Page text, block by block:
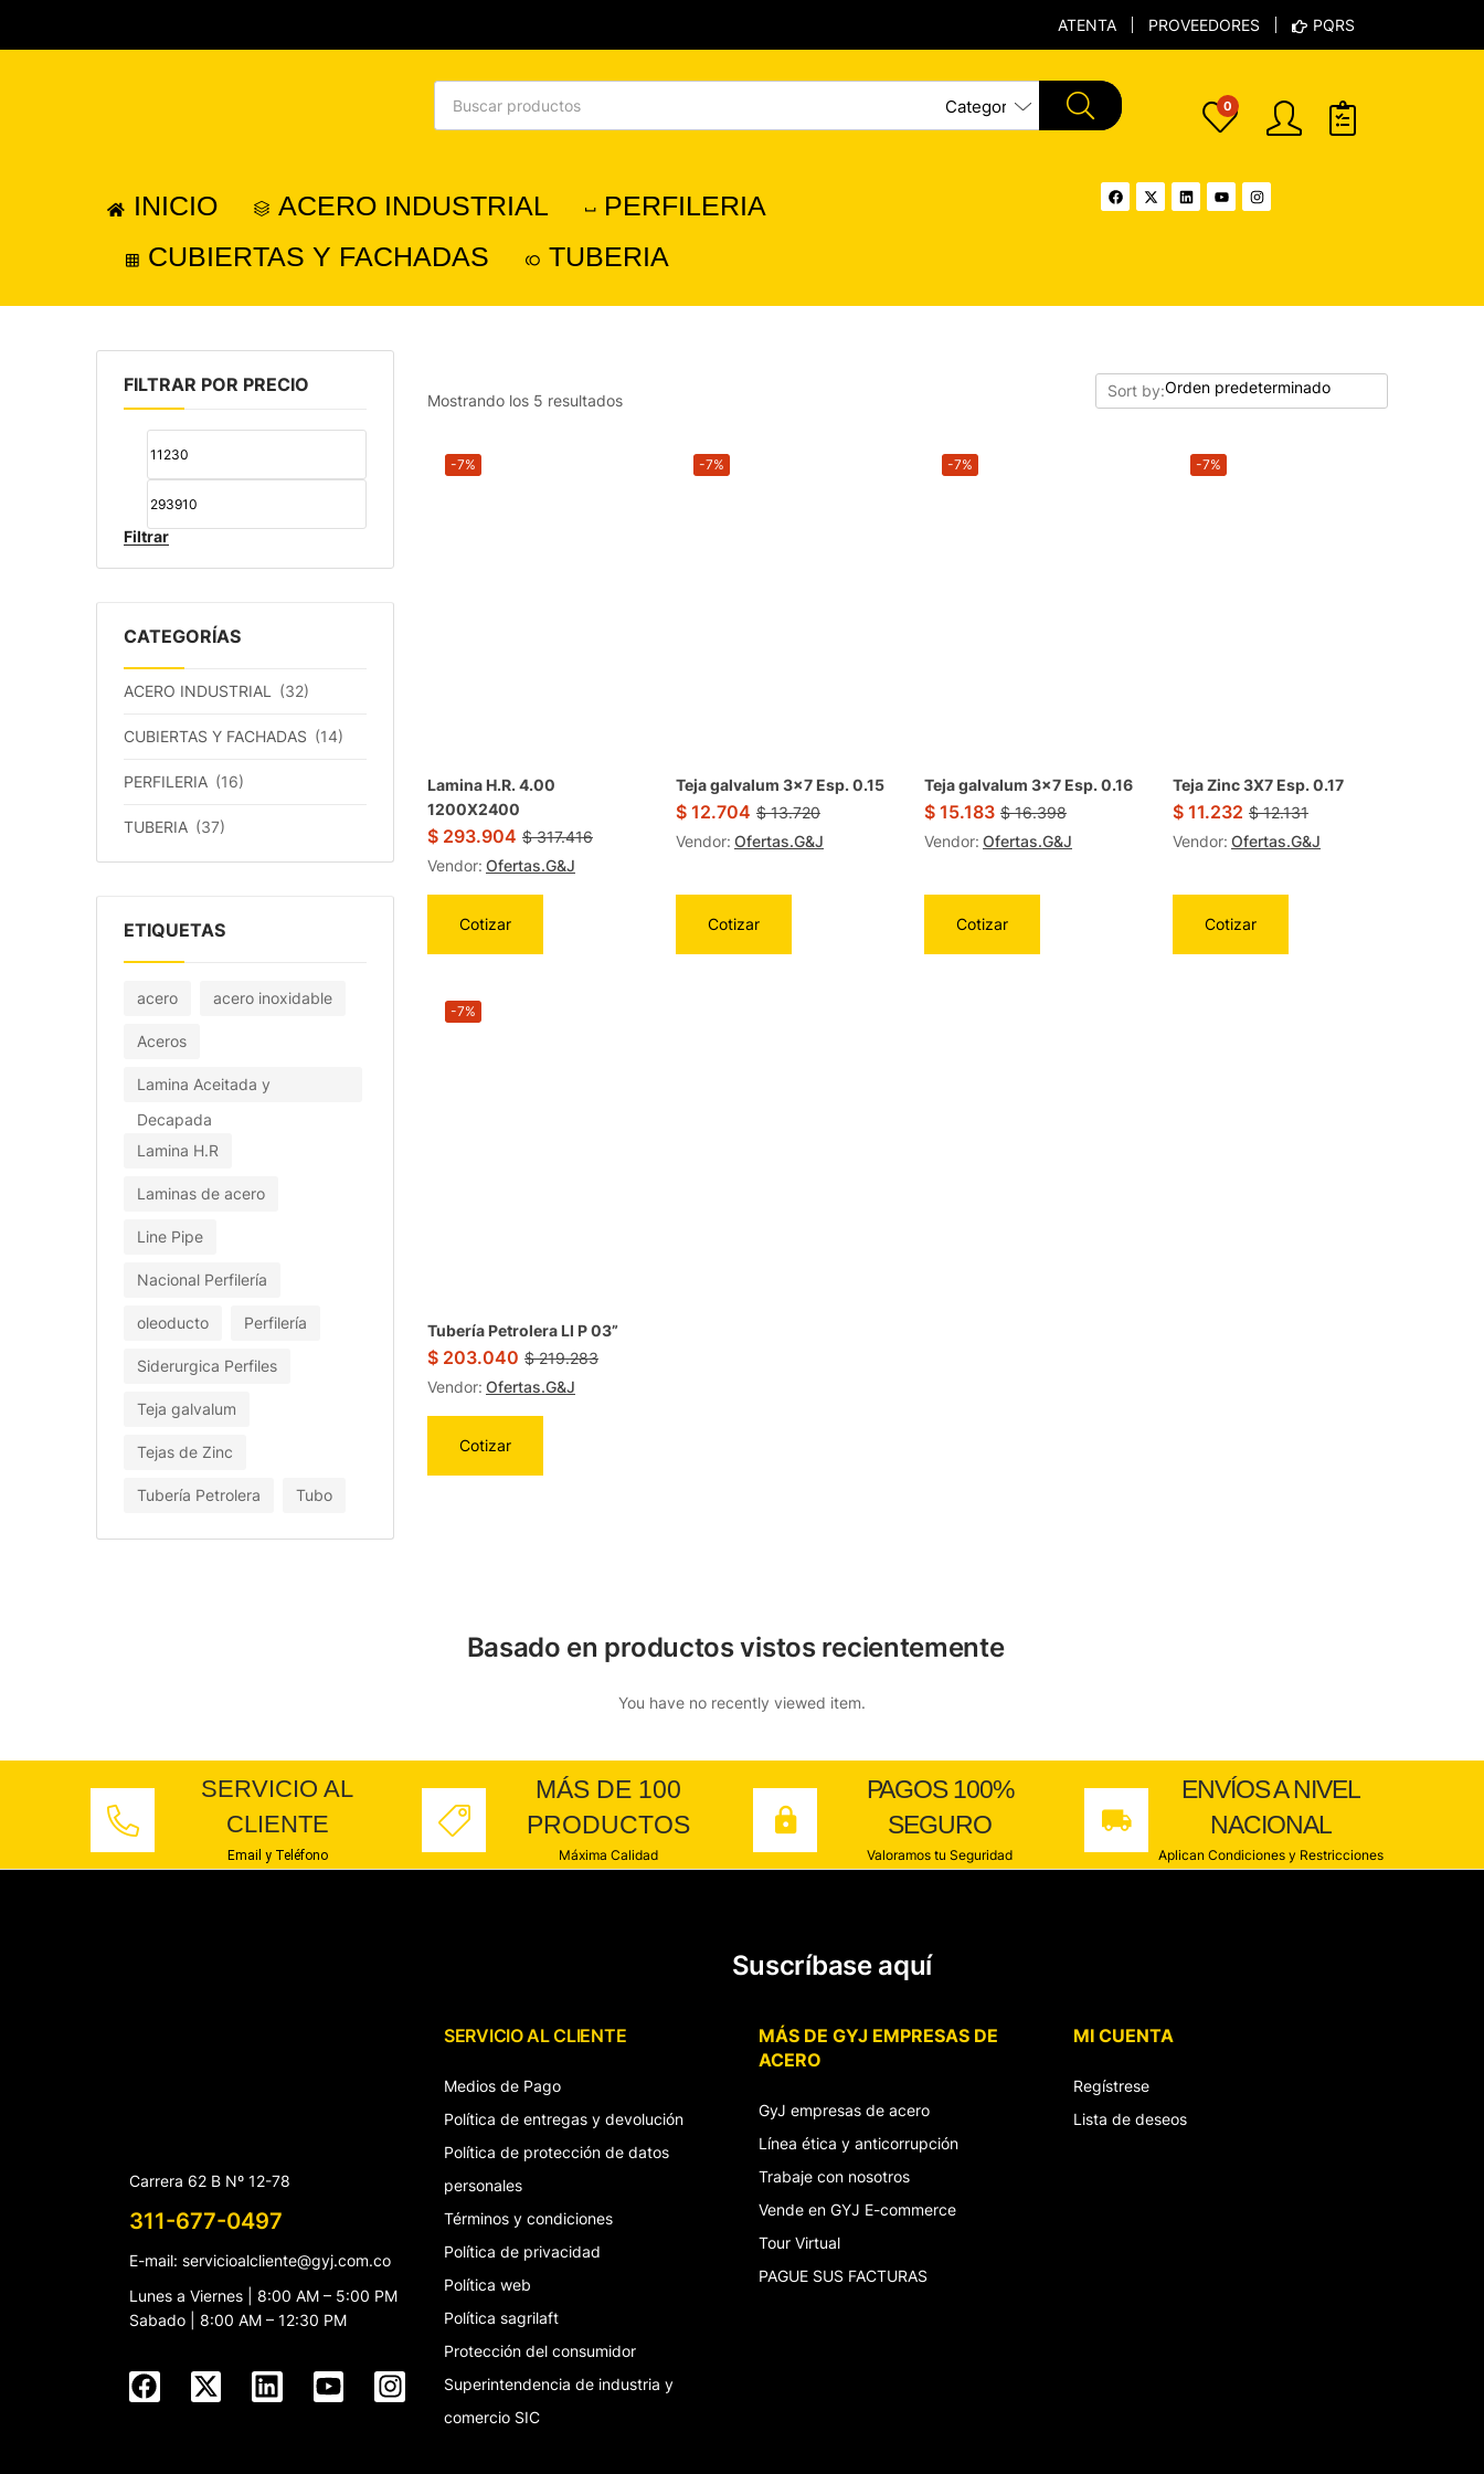
ATENTA PROVEEDORES PQRS
0
INICIO ACERO INDUSTRIAL
PERFILERIA
CUBIERTAS Y FACHADAS
TUBERIA
FILTRAR POR PRECIO
Filtrar
CATEGORÍAS
ACERO INDUSTRIAL (32)
CUBIERTAS Y FACHADAS (14)
PERFILERIA (16)
TUBERIA (37)
ETIQUETAS
acero acero inoxidable
Aceros
Lamina Aceitada y
Decapada
Lamina H.R
Laminas de acero
Line Pipe
Nacional Perfilería
oleoducto Perfilería
Siderurgica Perfiles
Teja galvalum
Tejas de Zinc
Tubería Petrolera Tubo
Mostrando los 5 resultados
Sort by:
-7%
Lamina H.R. 4.00
1200X2400
$ 293.904 $317.416
Vendor: Ofertas.G&J
Cotizar
-7%
Teja galvalum 3×7 Esp. 0.15
$ 12.704 $13.720
Vendor: Ofertas.G&J
Cotizar
-7%
Teja galvalum 3×7 Esp. 0.16
$ 15.183 $16.398
Vendor: Ofertas.G&J
Cotizar
-7%
Teja Zinc 3X7 Esp. 0.17
$ 11.232 $12.131
Vendor: Ofertas.G&J
Cotizar
-7%
Tubería Petrolera LI P 03”
$ 203.040 $219.283
Vendor: Ofertas.G&J
Cotizar
Basado en productos vistos recientemente
You have no recently viewed item.
SERVICIO AL
CLIENTE
Email y Teléfono
MÁS DE 100
PRODUCTOS
Máxima Calidad
PAGOS 100%
SEGURO
Valoramos tu Seguridad
ENVÍOS A NIVEL
NACIONAL
Aplican Condiciones y Restricciones
Suscríbase aquí
Carrera 62 B Nº 12-78
311-677-0497
E-mail: servicioalcliente@gyj.com.co
Lunes a Viernes | 8:00 AM – 5:00 PM
Sabado | 8:00 AM – 12:30 PM
SERVICIO AL CLIENTE
Medios de Pago
Política de entregas y devolución
Política de protección de datos
personales
Términos y condiciones
Política de privacidad
Política web
Política sagrilaft
Protección del consumidor
Superintendencia de industria y
comercio SIC
MÁS DE GYJ EMPRESAS DE
ACERO
GyJ empresas de acero
Línea ética y anticorrupción
Trabaje con nosotros
Vende en GYJ E-commerce
Tour Virtual
PAGUE SUS FACTURAS
MI CUENTA
Regístrese
Lista de deseos